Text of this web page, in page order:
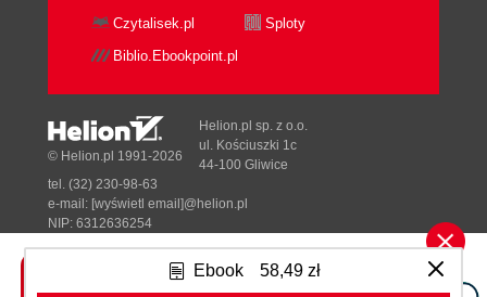
(Should know)
How to do it...
How it works...
There's more...
Lofting
Creating 3D solids with Python (Become
an expert)
How to do it...
How it works...
Ebook 58,49 zł
Czytalisek.pl
Sploty
Biblio.Ebookpoint.pl
Tonik.pl
© Helion.pl 1991-2026
Helion.pl sp. z o.o.
ul. Kościuszki 1c
44-100 Gliwice
tel. (32) 230-98-63
e-mail: [wyświetl email]@helion.pl
NIP: 6312636254